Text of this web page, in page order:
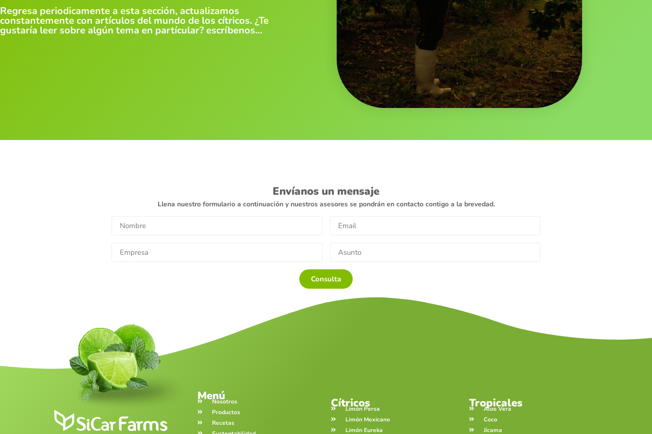
Regresa periodicamente a esta sección, actualizamos
constantemente con artículos del mundo de los cítricos. ¿Te
gustaría leer sobre algún tema en partícular? escríbenos...
Envíanos un mensaje
Llena nuestro formulario a continuación y nuestros asesores se pondrán en contacto contigo a la brevedad.
Consulta
MenúNosotros
Productos
Recetas
Cítricos
Limón Persa
Limón Mexicano
Limón Eureka
Tropicales
Aloe Vera
Coco
Jícama